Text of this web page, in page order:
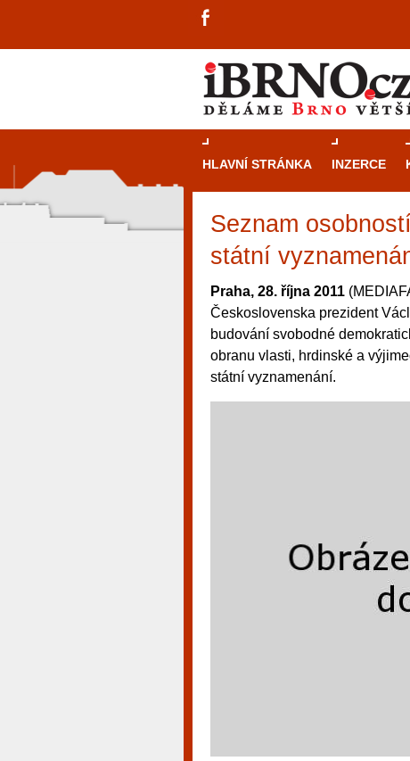
HLAVNÍ STRÁNKA INZERCE
Seznam
státní
Praha, 28. října 2011
Československa prezident
budování svobodné
obranu vlasti, hrdinské a
státní vyznamenání.